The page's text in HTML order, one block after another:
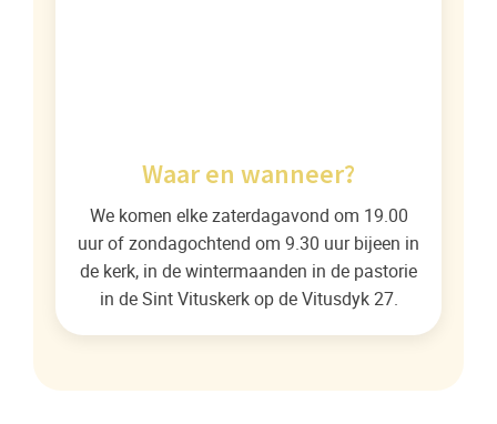
Waar en wanneer?
We komen elke zaterdagavond om 19.00
uur of zondagochtend om 9.30 uur bijeen in
de kerk, in de wintermaanden in de pastorie
in de Sint Vituskerk op de Vitusdyk 27.